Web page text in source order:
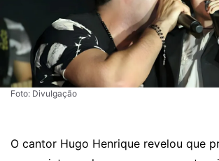
Foto: Divulgação
O cantor Hugo Henrique revelou que